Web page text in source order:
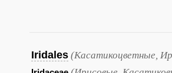
Iridales (Касатикоцветные,